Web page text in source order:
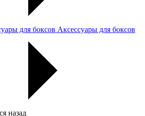
Аксессуары для боксов
назад